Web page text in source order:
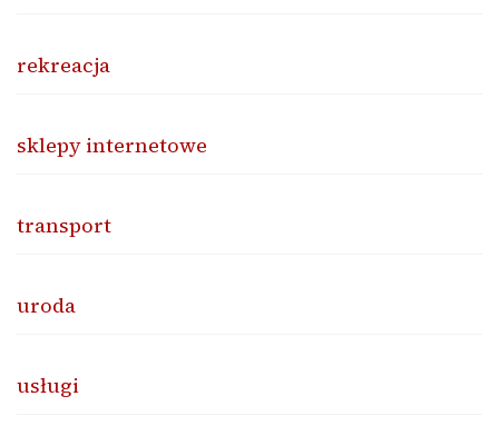
rekreacja
sklepy internetowe
transport
uroda
usługi